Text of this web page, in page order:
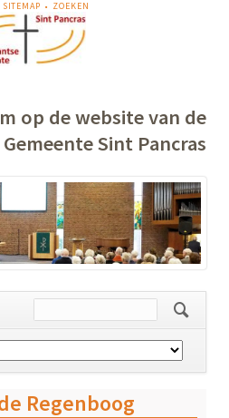
SITEMAP ZOEKEN
op de website van de
Sint Pancras
Regenboog